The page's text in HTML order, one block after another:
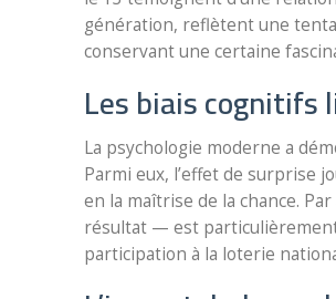
génération, reflètent une
conservant une certaine
Les biais cognitifs
La psychologie moderne a
Parmi eux, l’effet de surprise
en la maîtrise de la chance.
résultat — est particulièrement
participation à la loterie